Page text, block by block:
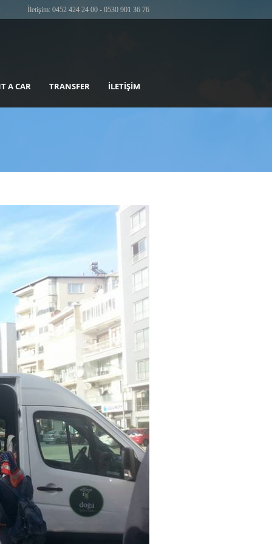
İletişim: 0452 424 24 00 - 0530 901 36 76
A CAR TRANSFER İLETIŞIM